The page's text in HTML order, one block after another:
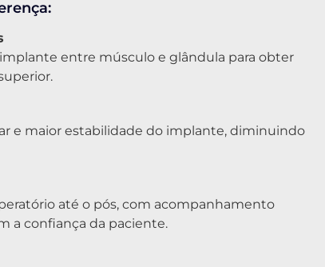
entre músculo e glândula para obter
e maior estabilidade do implante, diminuindo
até o pós, com acompanhamento
a confiança da paciente.